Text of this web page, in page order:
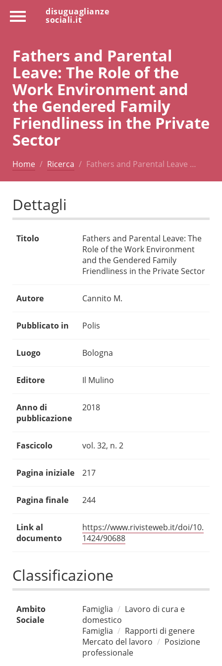
disuguaglianze
sociali.it
Fathers and Parental
Leave: The Role of the
Work Environment and
the Gendered Family
Friendliness in the Private
Sector
Home Ricerca Fathers and Parental Leave …
Dettagli
Titolo
Fathers and Parental Leave: The
Role of the Work Environment
and the Gendered Family
Friendliness in the Private Sector
Autore Cannito M.
Pubblicato in Polis
Luogo Bologna
Editore Il Mulino
Anno di
pubblicazione
2018
Fascicolo vol. 32, n. 2
Pagina iniziale 217
Pagina finale 244
Link al
documento
https://www.rivisteweb.it/doi/10.
1424/90688
Classificazione
Ambito
Sociale
Famiglia
Lavoro di cura e
domestico
Famiglia
Rapporti di genere
Mercato del lavoro
Posizione
professionale